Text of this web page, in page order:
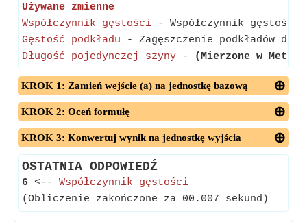
Używane zmienne
Współczynnik gęstości - Współczynnik
Gęstość podkładu - Zagęszczenie podkładów
Długość pojedynczej szyny - (Mierzone w Metr)
KROK 1: Zamień wejście (a) na jednostkę bazową
KROK 2: Oceń formułę
KROK 3: Konwertuj wynik na jednostkę wyjścia
OSTATNIA ODPOWIEDŹ
6 <-- Współczynnik gęstości
(Obliczenie zakończone za 00.007 sekund)